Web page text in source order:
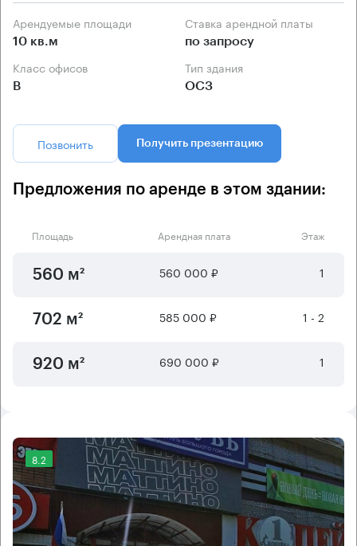
Арендуемые площади
10 кв.м
Ставка арендной платы
по запросу
Класс офисов
B
Тип здания
ОСЗ
Позвонить Получить презентацию
Предложения по аренде в этом здании:
Площадь Арендная плата Этаж
560 м² 560 000 ₽ 1
702 м² 585 000 ₽ 1 - 2
920 м² 690 000 ₽ 1
8.2